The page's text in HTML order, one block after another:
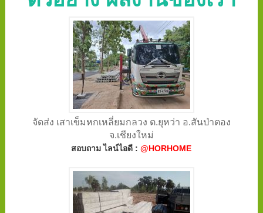
จัดส่ง เสาเข็มหกเหลี่ยมกลวง ต.ยุหว่า อ.สันป่าตอง
จ.เชียงใหม่
สอบถาม ไลน์ไอดี :@HORHOME